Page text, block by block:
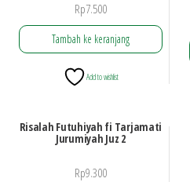
Rp7.500
Tambah ke keranjang
Add to wishlist
Risalah Futuhiyah fi Tarjamati
Jurumiyah Juz 2
Rp9.300